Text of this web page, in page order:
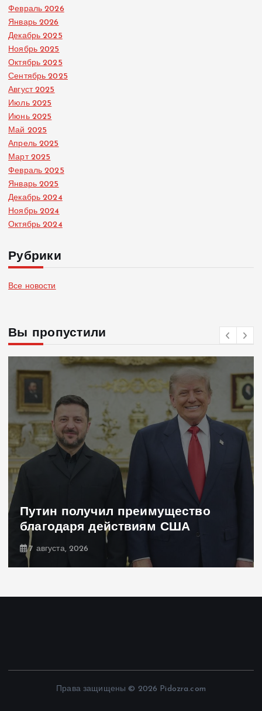
Февраль 2026
Январь 2026
Декабрь 2025
Ноябрь 2025
Октябрь 2025
Сентябрь 2025
Август 2025
Июль 2025
Июнь 2025
Май 2025
Апрель 2025
Март 2025
Февраль 2025
Январь 2025
Декабрь 2024
Ноябрь 2024
Октябрь 2024
Рубрики
Все новости
Вы пропустили
Путин получил преимущество
благодаря действиям США
7 августа, 2026
Права защищены © 2026 Pidozra.com